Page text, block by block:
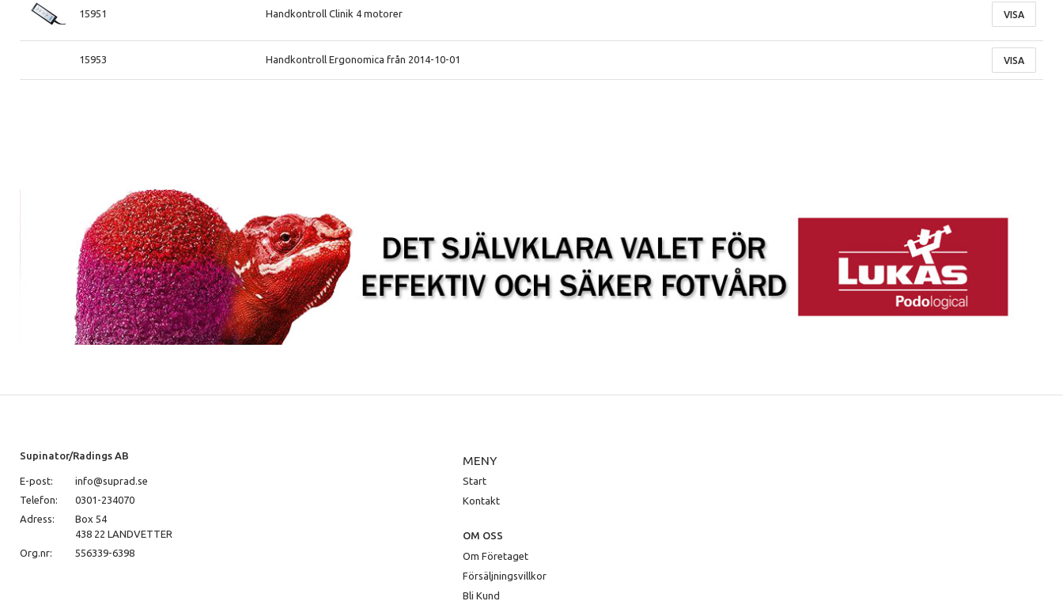
15951 Handkontroll Clinik 4 motorer VISA
15953 Handkontroll Ergonomica från 2014-10-01 VISA
Supinator/Radings AB
E-post:
info@suprad.se
Telefon:
0301-234070
Adress:
Box 54
438 22 LANDVETTER
Org.nr:
556339-6398
MENY
Start
Kontakt
OM OSS
Om Företaget
Försäljningsvillkor
Bli Kund